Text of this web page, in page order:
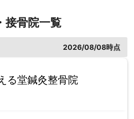
接骨院一覧
2026/08/08時点
る堂鍼灸整骨院